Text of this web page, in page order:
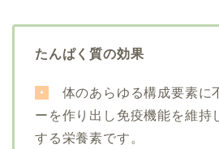
たんぱく質の効果
・ 体のあらゆる構成要素に
ーを作り出し免疫機能を維持
する栄養素です。